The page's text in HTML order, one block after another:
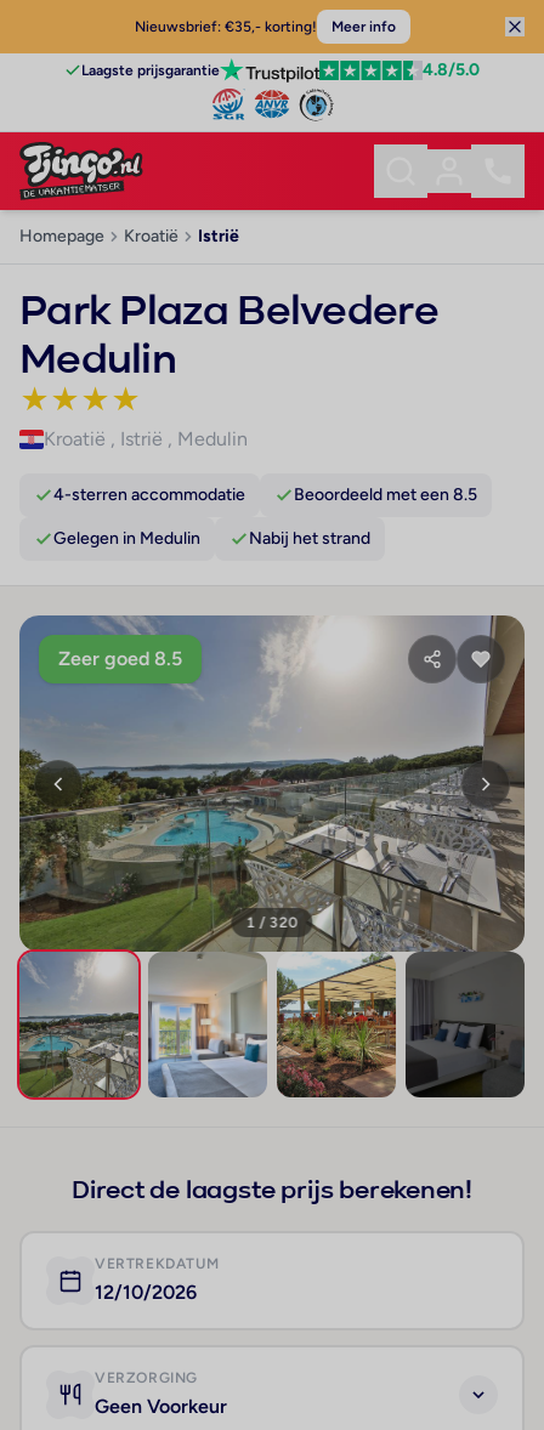
Nieuwsbrief: €35,- korting! Meer info
Laagste prijsgarantie 4.8/5.0
Homepage Kroatië Istrië
Park Plaza Belvedere
Medulin
★★★★
Kroatië , Istrië , Medulin
4-sterren accommodatie Beoordeeld met een 8.5
Gelegen in Medulin Nabij het strand
Zeer goed 8.5
1 / 320
Direct de laagste prijs berekenen!
VERTREKDATUM
12/10/2026
VERZORGING
Geen Voorkeur